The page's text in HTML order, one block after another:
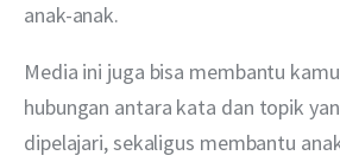
anak-anak.
Media ini juga bisa membantu
hubungan antara kata dan topik
dipelajari, sekaligus membantu